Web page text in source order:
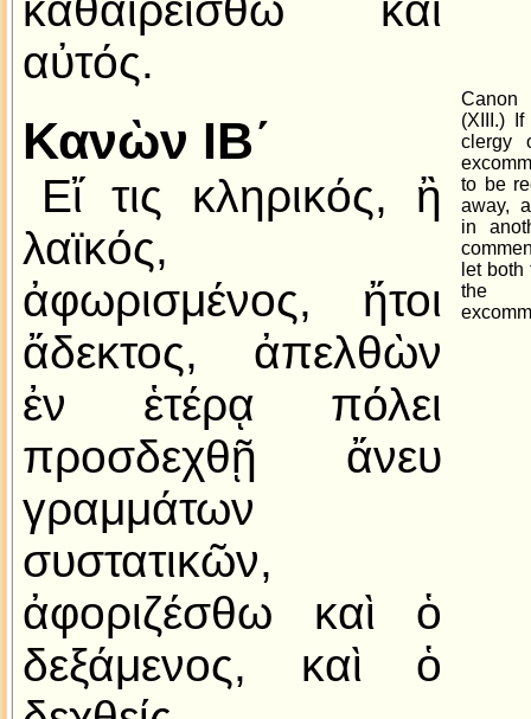
αὐτός.
Κανὼν ΙΒ´
Εἴ τις κληρικός, ἢ
λαϊκός,
ἀφωρισμένος, ἤτοι
ἄδεκτος, ἀπελθὼν
ἐν ἑτέρᾳ πόλει
προσδεχθῇ ἄνευ
γραμμάτων
συστατικῶν,
ἀφοριζέσθω καὶ ὁ
δεξάμενος, καὶ ὁ
(XIII.)
clergy
to be
away,
in
let
the